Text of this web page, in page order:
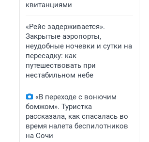
квитанциями
«Рейс задерживается».
Закрытые аэропорты,
неудобные ночевки и сутки на
пересадку: как
путешествовать при
нестабильном небе
«В переходе с вонючим
бомжом». Туристка
рассказала, как спасалась во
время налета беспилотников
на Сочи